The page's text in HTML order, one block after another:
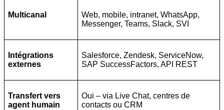
Multicanal
Web, mobile, intranet, WhatsApp,
Messenger, Teams, Slack, SVI
Intégrations
externes
Salesforce, Zendesk, ServiceNow,
SAP SuccessFactors, API REST
Transfert vers
agent humain
Oui – via Live Chat, centres de
contacts ou CRM